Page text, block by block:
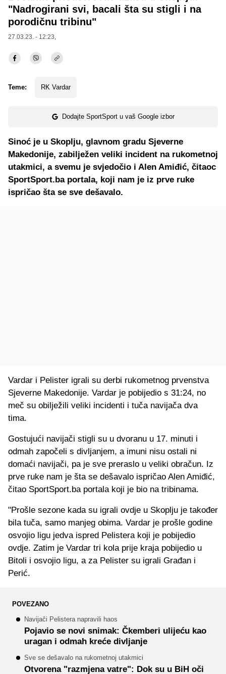
"Nadrogirani svi, bacali šta su stigli i na
porodičnu tribinu"
27.03.23. - 12:23,
Teme: RK Vardar
Dodajte SportSport u vaš Google izbor
Sinoć je u Skoplju, glavnom gradu Sjeverne
Makedonije, zabilježen veliki incident na rukometnoj
utakmici, a svemu je svjedočio i Alen Amiđić, čitaoc
SportSport.ba portala, koji nam je iz prve ruke
ispričao šta se sve dešavalo.
Vardar i Pelister igrali su derbi rukometnog prvenstva
Sjeverne Makedonije. Vardar je pobijedio s 31:24, no
meč su obilježili veliki incidenti i tuča navijača dva
tima.
Gostujući navijači stigli su u dvoranu u 17. minuti i
odmah započeli s divljanjem, a imuni nisu ostali ni
domaći navijači, pa je sve preraslo u veliki obračun. Iz
prve ruke nam je šta se dešavalo ispričao Alen Amiđić,
čitao SportSport.ba portala koji je bio na tribinama.
"Prošle sezone kada su igrali ovdje u Skoplju je također
bila tuča, samo manjeg obima. Vardar je prošle godine
osvojio ligu jedva ispred Pelistera koji je pobijedio
ovdje. Zatim je Vardar tri kola prije kraja pobijedio u
Bitoli i osvojio ligu, a za Pelister su igrali Građan i
Perić.
POVEZANO
Navijači Pelistera napravili haos
Pojavio se novi snimak: Čkemberi ulijeću kao
uragan i odmah kreće divljanje
Sve se dešavalo na rukometnoj utakmici
Otvorena "razmjena vatre": Dok su u BiH oči